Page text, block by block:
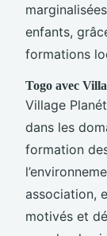
enfants,
formations
Togo avec
Village
dans les
formation
association,
motivés et